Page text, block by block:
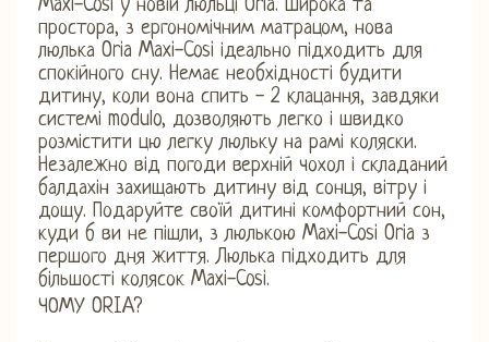
Maxi-Cosi у новій люльці Oria. Широка та
простора, з ергономічним матрацом, нова
люлька Oria Maxi-Cosi ідеально підходить для
спокійного сну. Немає необхідності будити
дитину, коли вона спить - 2 клацання, завдяки
системі modulo, дозволяють легко і швидко
розмістити цю легку люльку на рамі коляски.
Незалежно від погоди верхній чохол і складаний
балдахін захищають дитину від сонця, вітру і
дощу. Подаруйте своїй дитині комфортний сон,
куди б ви не пішли, з люлькою Maxi-Cosi Oria з
першого дня життя. Люлька підходить для
більшості колясок Maxi-Cosi.
ЧОМУ ORIA?